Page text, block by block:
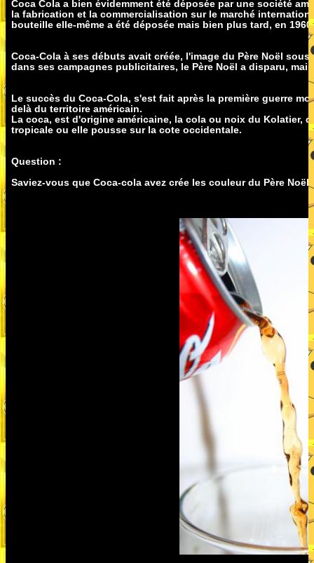
Coca Cola a bien évidemment été déposée par une société
la fabrication et la commercialisation sur le marché
bouteille elle-même a été déposée mais bien plus tard, en 1960.
Coca-Cola à ses débuts avait créée, l'image du Père Noël
dans ses campagnes publicitaires, le Père Noël a disparu,
Le succès du Coca-Cola, s'est fait après la première guerre
delà du territoire américain.
La coca, est d'origine américaine, la cola ou noix du Kolatier,
tropicale ou elle pousse sur la cote occidentale.
Question :
Saviez-vous que Coca-cola avez crée les couleur du Père Noël